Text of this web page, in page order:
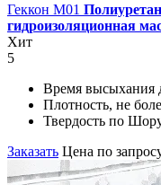
Геккон М01
гидроизоляционная
Хит
5
Время высыхания
Плотность, не
Твердость по
Заказать Цена по